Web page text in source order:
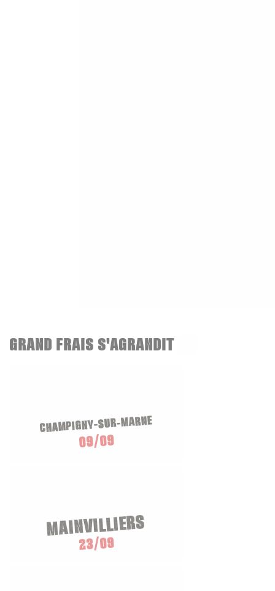
GRAND FRAIS S'AGRANDIT
CHAMPIGNY-SUR-MARNE
09/09
MAINVILLIERS
23/09